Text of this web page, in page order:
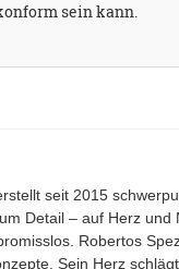
sein kann.
seit 2015
Detail – auf Herz
Robertos
Sein Herz